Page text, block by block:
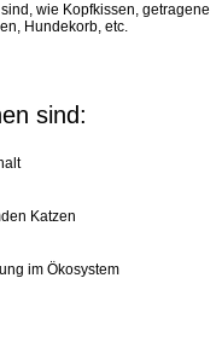
wie Kopfkissen, getragene
Hundekorb, etc.
sind:
Katzen
im Ökosystem